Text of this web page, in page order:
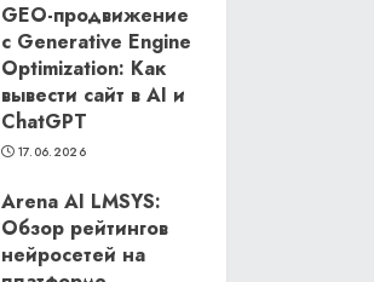
GEO-продвижение
с Generative Engine
Optimization: Как
вывести сайт в AI и
ChatGPT
17.06.2026
Arena AI LMSYS:
Обзор рейтингов
нейросетей на